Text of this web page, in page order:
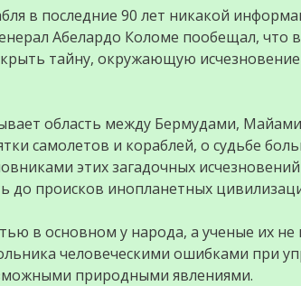
в последние 90 лет никакой
Абелардо Коломе пообещал, что
тайну, окружающую
область между Бермудами,
самолетов и кораблей, о судьбе
этих загадочных
до происков инопланетных
в основном у народа, а ученые их
человеческими ошибками при
природными явлениями.